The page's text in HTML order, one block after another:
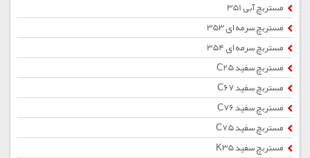
مستربچ آبی 351
مستربچ سرمه ای 353
مستربچ سرمه ای 354
مستربچ سفید C25
مستربچ سفید C67
مستربچ سفید C76
مستربچ سفید C75
مستربچ سفید K35